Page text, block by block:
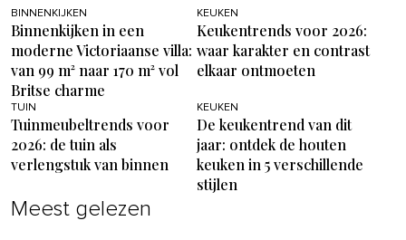
BINNENKIJKEN
Binnenkijken in een
moderne Victoriaanse villa:
van 99 m² naar 170 m² vol
Britse charme
KEUKEN
Keukentrends voor 2026:
waar karakter en contrast
elkaar ontmoeten
TUIN
Tuinmeubeltrends voor
2026: de tuin als
verlengstuk van binnen
KEUKEN
De keukentrend van dit
jaar: ontdek de houten
keuken in 5 verschillende
stijlen
Meest gelezen